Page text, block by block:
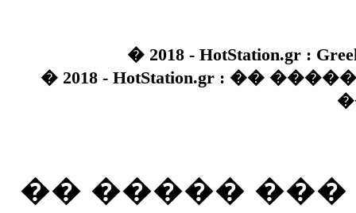
� 2018 - HotStation.gr :
� 2018 - HotStation.gr : ��
�� �����